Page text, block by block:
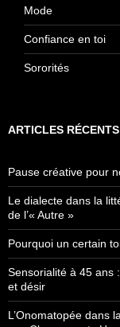
Mode
Confiance en toi
Sororités
ARTICLES RÉCENTS
Pause créative pour
Le dialecte dans la
de l’« Autre »
Pourquoi un certain
Sensorialité à 45 ans
et désir
L’Onomatopée dans